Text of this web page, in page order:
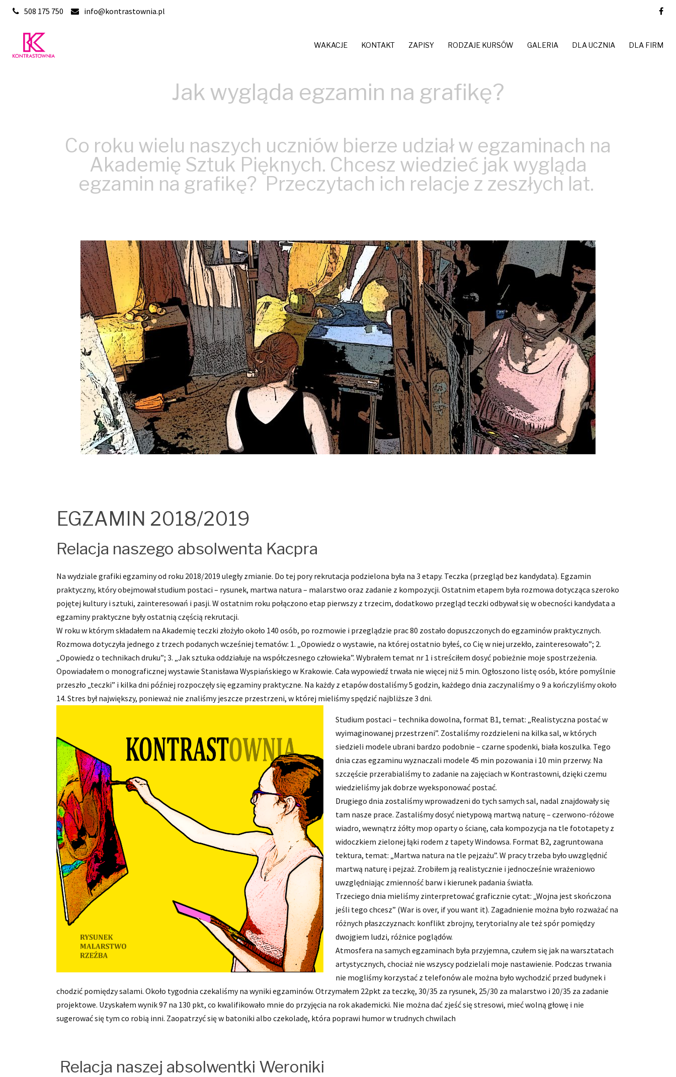
Skip
508 175 750 info@kontrastownia.pl
WAKACJE KONTAKT ZAPISY RODZAJE KURSÓW GALERIA DLA UCZNIA DLA FIRM
Jak wygląda egzamin na grafikę?
Co roku wielu naszych uczniów bierze udział w egzaminach na
Akademię Sztuk Pięknych. Chcesz wiedzieć jak wygląda
egzamin na grafikę? Przeczytach ich relacje z zeszłych lat.
EGZAMIN 2018/2019
Relacja naszego absolwenta Kacpra
Na wydziale grafiki egzaminy od roku 2018/2019 uległy zmianie. Do tej pory rekrutacja podzielona była na 3 etapy. Teczka (przegląd bez kandydata). Egzamin
praktyczny, który obejmował studium postaci – rysunek, martwa natura – malarstwo oraz zadanie z kompozycji. Ostatnim etapem była rozmowa dotycząca szeroko
pojętej kultury i sztuki, zainteresowań i pasji. W ostatnim roku połączono etap pierwszy z trzecim, dodatkowo przegląd teczki odbywał się w obecności kandydata a
egzaminy praktyczne były ostatnią częścią rekrutacji.
W roku w którym składałem na Akademię teczki złożyło około 140 osób, po rozmowie i przeglądzie prac 80 zostało dopuszczonych do egzaminów praktycznych.
Rozmowa dotyczyła jednego z trzech podanych wcześniej tematów: 1. „Opowiedz o wystawie, na której ostatnio byłeś, co Cię w niej urzekło, zainteresowało”; 2.
„Opowiedz o technikach druku”; 3. „Jak sztuka oddziałuje na współczesnego człowieka”. Wybrałem temat nr 1 i streściłem dosyć pobieżnie moje spostrzeżenia.
Opowiadałem o monograficznej wystawie Stanisława Wyspiańskiego w Krakowie. Cała wypowiedź trwała nie więcej niż 5 min. Ogłoszono listę osób, które pomyślnie
przeszło „teczki” i kilka dni później rozpoczęły się egzaminy praktyczne. Na każdy z etapów dostaliśmy 5 godzin, każdego dnia zaczynaliśmy o 9 a kończyliśmy około
14. Stres był największy, ponieważ nie znaliśmy jeszcze przestrzeni, w której mieliśmy spędzić najbliższe 3 dni.
Studium postaci – technika dowolna, format B1, temat: „Realistyczna postać w
wyimaginowanej przestrzeni”. Zostaliśmy rozdzieleni na kilka sal, w których
siedzieli modele ubrani bardzo podobnie – czarne spodenki, biała koszulka. Tego
dnia czas egzaminu wyznaczali modele 45 min pozowania i 10 min przerwy. Na
szczęście przerabialiśmy to zadanie na zajęciach w Kontrastowni, dzięki czemu
wiedzieliśmy jak dobrze wyeksponować postać.
Drugiego dnia zostaliśmy wprowadzeni do tych samych sal, nadal znajdowały się
tam nasze prace. Zastaliśmy dosyć nietypową martwą naturę – czerwono-różowe
wiadro, wewnątrz żółty mop oparty o ścianę, cała kompozycja na tle fototapety z
widoczkiem zielonej łąki rodem z tapety Windowsa. Format B2, zagruntowana
tektura, temat: „Martwa natura na tle pejzażu”. W pracy trzeba było uwzględnić
martwą naturę i pejzaż. Zrobiłem ją realistycznie i jednocześnie wrażeniowo
uwzględniając zmienność barw i kierunek padania światła.
Trzeciego dnia mieliśmy zinterpretować graficznie cytat: „Wojna jest skończona
jeśli tego chcesz” (War is over, if you want it). Zagadnienie można było rozważać na
różnych płaszczyznach: konflikt zbrojny, terytorialny ale też spór pomiędzy
dwojgiem ludzi, różnice poglądów.
Atmosfera na samych egzaminach była przyjemna, czułem się jak na warsztatach
artystycznych, chociaż nie wszyscy podzielali moje nastawienie. Podczas trwania
nie mogliśmy korzystać z telefonów ale można było wychodzić przed budynek i
chodzić pomiędzy salami. Około tygodnia czekaliśmy na wyniki egzaminów. Otrzymałem 22pkt za teczkę, 30/35 za rysunek, 25/30 za malarstwo i 20/35 za zadanie
projektowe. Uzyskałem wynik 97 na 130 pkt, co kwalifikowało mnie do przyjęcia na rok akademicki. Nie można dać zjeść się stresowi, mieć wolną głowę i nie
sugerować się tym co robią inni. Zaopatrzyć się w batoniki albo czekoladę, która poprawi humor w trudnych chwilach
Relacja naszej absolwentki Weroniki